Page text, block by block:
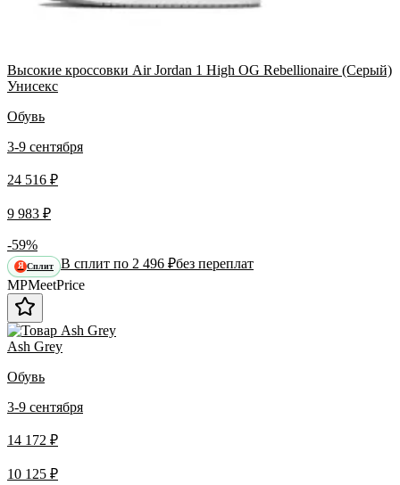
Высокие кроссовки Air Jordan 1 High OG Rebellionaire (Серый)
Унисекс
Обувь
3-9 сентября
24 516 ₽
9 983 ₽
-59%
Я Сплит В сплит по 2 496 ₽без переплат
MPMeetPrice
Ash Grey
Обувь
3-9 сентября
14 172 ₽
10 125 ₽